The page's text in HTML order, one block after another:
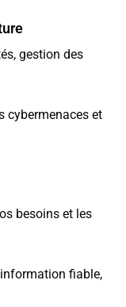
gestion des
cybermenaces et
besoins et les
fiable,